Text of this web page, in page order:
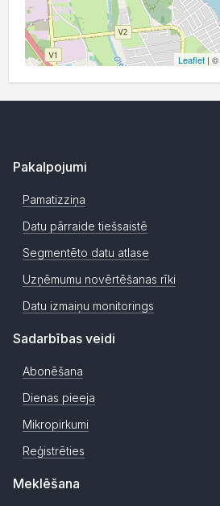
Leaflet | ©
Pakalpojumi
Pamatizziņa
Datu pārraide tiešsaistē
Segmentēto datu atlase
Uzņēmumu novērtēšanas rīki
Datu izmaiņu monitorings
Sadarbības veidi
Abonēšana
Dienas pieeja
Mikropirkumi
Reģistrēties
Meklēšana